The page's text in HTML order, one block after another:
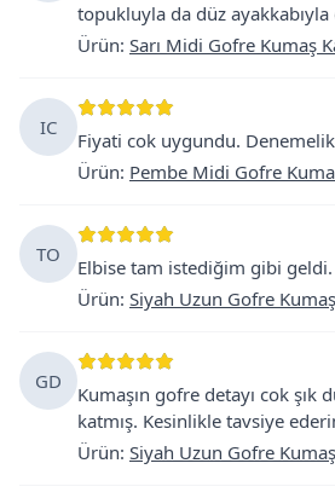
topukluyla da düz
Ürün: Sarı Midi Gofre Kumaş
IC
Fiyati cok uygundu.
Ürün: Pembe Midi Gofre
TO
Elbise tam istediğim gibi geldi.
Ürün: Siyah Uzun Gofre
GD
Kumaşın gofre detayı cok
katmış. Kesinlikle tavsiye
Ürün: Siyah Uzun Gofre